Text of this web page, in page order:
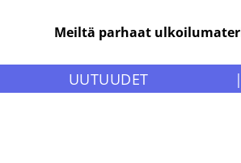
Meiltä parhaat
UUTUUDET |